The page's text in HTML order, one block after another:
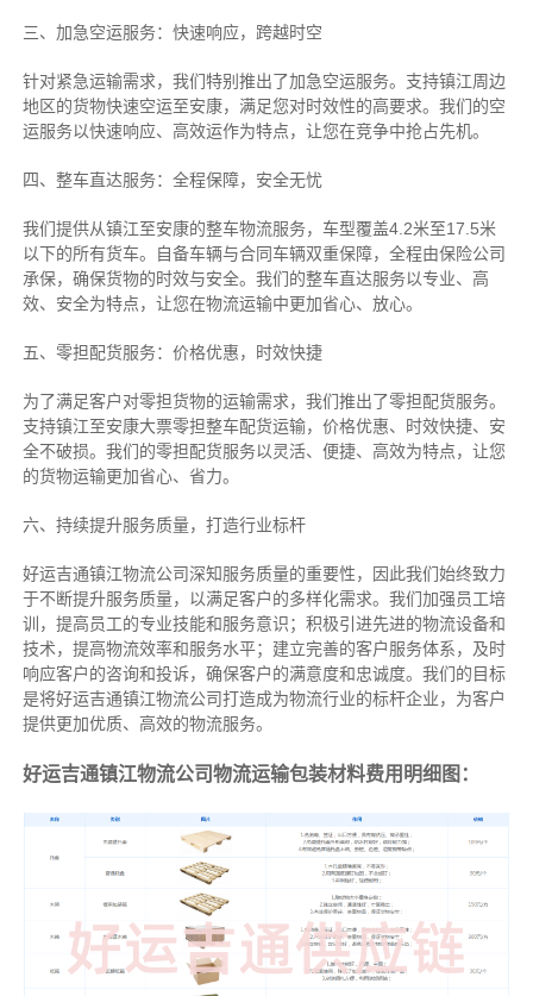
三、加急空运服务：快速响应，跨越时空
针对紧急运输需求，我们特别推出了加急空运服务。支持镇江周边
地区的货物快速空运至安康，满足您对时效性的高要求。我们的空
运服务以快速响应、高效运作为特点，让您在竞争中抢占先机。
四、整车直达服务：全程保障，安全无忧
我们提供从镇江至安康的整车物流服务，车型覆盖4.2米至17.5米
以下的所有货车。自备车辆与合同车辆双重保障，全程由保险公司
承保，确保货物的时效与安全。我们的整车直达服务以专业、高
效、安全为特点，让您在物流运输中更加省心、放心。
五、零担配货服务：价格优惠，时效快捷
为了满足客户对零担货物的运输需求，我们推出了零担配货服务。
支持镇江至安康大票零担整车配货运输，价格优惠、时效快捷、安
全不破损。我们的零担配货服务以灵活、便捷、高效为特点，让您
的货物运输更加省心、省力。
六、持续提升服务质量，打造行业标杆
好运吉通镇江物流公司深知服务质量的重要性，因此我们始终致力
于不断提升服务质量，以满足客户的多样化需求。我们加强员工培
训，提高员工的专业技能和服务意识；积极引进先进的物流设备和
技术，提高物流效率和服务水平；建立完善的客户服务体系，及时
响应客户的咨询和投诉，确保客户的满意度和忠诚度。我们的目标
是将好运吉通镇江物流公司打造成为物流行业的标杆企业，为客户
提供更加优质、高效的物流服务。
好运吉通镇江物流公司物流运输包装材料费用明细图：